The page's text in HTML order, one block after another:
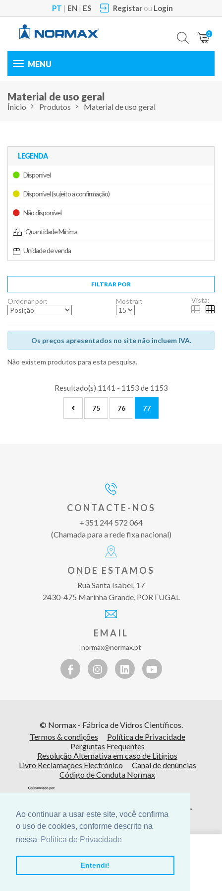
Ao continuar a usar este site, você confirma
o uso de cookies, conforme descrito na
nossa
Política de Privacidade
Entendi!
PT | EN | ES Registarou Login
0
Toggle
Material de uso geral
Ínicio Produtos Material de uso geral
LEGENDA
Disponível
Disponível (sujeito a confirmação)
Não disponível
Quantidade Mínima
Unidade de venda
FILTRAR POR
Ordenar por: Mostrar: Vista:
Os preços apresentados no site não incluem IVA.
Não existem produtos para esta pesquisa.
Resultado(s) 1141 - 1153 de 1153
75 76 77
CONTACTE-NOS
+351 244 572 064
(Chamada para a rede fixa nacional)
ONDE ESTAMOS
Rua Santa Isabel, 17
2430-475 Marinha Grande, PORTUGAL
EMAIL
normax@normax.pt
© Normax - Fábrica de Vidros Científicos.
Termos & condições
Política de Privacidade
Perguntas Frequentes
Resolução Alternativa em caso de Litígios
Livro Reclamações Electrónico
Canal de denúncias
Código de Conduta Normax